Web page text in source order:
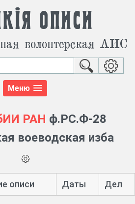
описи
волонтерская АИС
Меню
РАН ф.РС.Ф-28
воеводская изба
описи Даты Дел